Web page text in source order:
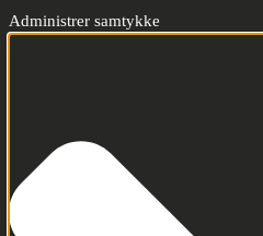
Administrer samtykke